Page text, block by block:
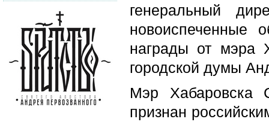
генеральный
новоиспеченные
награды от мэра
городской думы
Мэр Хабаровска
признан